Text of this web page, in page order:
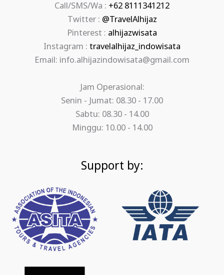
Call/SMS/Wa : +62 8111341212
Twitter : @TravelAlhijaz
Pinterest : alhijazwisata
Instagram : travelalhijaz_indowisata
Email: info.alhijazindowisata@gmail.com
Jam Operasional:
Senin - Jumat: 08.30 - 17.00
Sabtu: 08.30 - 14.00
Minggu: 10.00 - 14.00
Support by: